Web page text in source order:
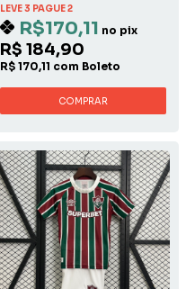
LEVE 3 PAGUE 2
R$170,11 no pix
R$ 184,90
R$ 170,11 com Boleto
COMPRAR